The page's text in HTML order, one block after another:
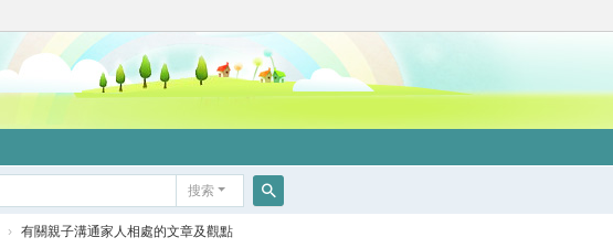
搜索
› 有關親子溝通家人相處的文章及觀點